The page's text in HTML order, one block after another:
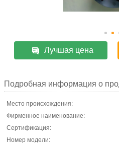
Лучшая цена
Подробная информация о
Место происхождения:
Фирменное наименование:
Сертификация:
Номер модели: